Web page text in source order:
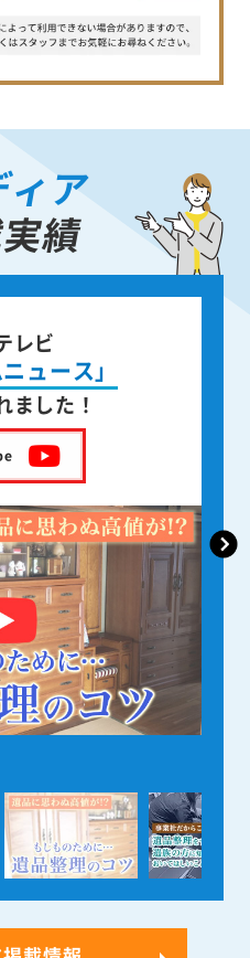
ィア
績
版
人が
の遺品整理
した！